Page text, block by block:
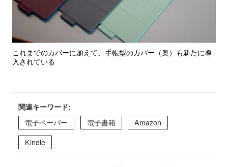
これまでのカバーに加えて、手帳型のカバー（奥）も新たに導
入されている
関連キーワード:
電子ペーパー
電子書籍
Amazon
Kindle